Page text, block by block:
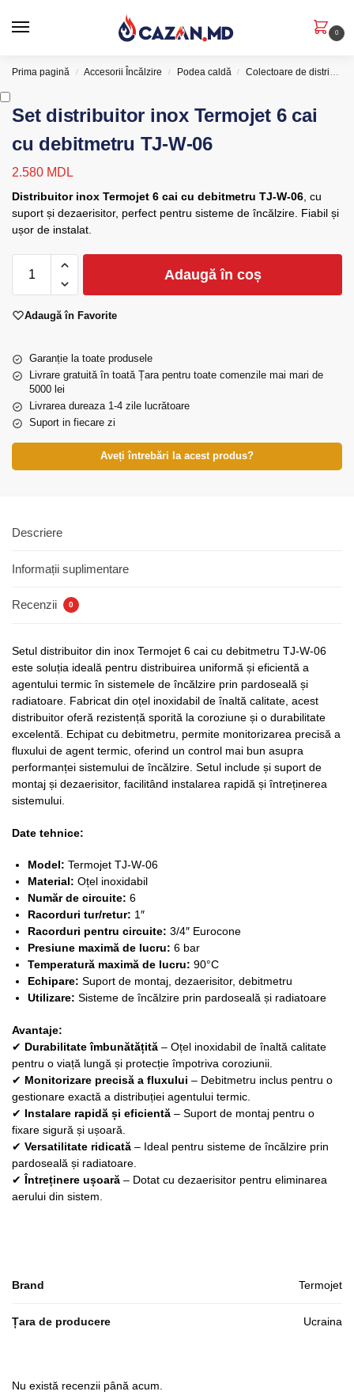
0
Prima pagină / Accesorii Încălzire / Podea caldă / Colectoare de distribuție
Set distribuitor inox Termojet 6 cai
cu debitmetru TJ-W-06
2.580 MDL
Distribuitor inox Termojet 6 cai cu debitmetru TJ-W-06 , cu
suport și dezaerisitor, perfect pentru sisteme de încălzire. Fiabil și
ușor de instalat.
Adaugă în coș
Adaugă în Favorite
Garanție la toate produsele
Livrare gratuită în toată Țara pentru toate comenzile mai mari de
5000 lei
Livrarea dureaza 1-4 zile lucrătoare
Suport in fiecare zi
Aveți întrebări la acest produs?
Descriere
Informații suplimentare
Recenzii 0
Setul distribuitor din inox Termojet 6 cai cu debitmetru TJ-W-06
este soluția ideală pentru distribuirea uniformă și eficientă a
agentului termic în sistemele de încălzire prin pardoseală și
radiatoare. Fabricat din oțel inoxidabil de înaltă calitate, acest
distribuitor oferă rezistență sporită la coroziune și o durabilitate
excelentă. Echipat cu debitmetru, permite monitorizarea precisă a
fluxului de agent termic, oferind un control mai bun asupra
performanței sistemului de încălzire. Setul include și suport de
montaj și dezaerisitor, facilitând instalarea rapidă și întreținerea
sistemului.
Date tehnice:
Model: Termojet TJ-W-06
Material: Oțel inoxidabil
Număr de circuite: 6
Racorduri tur/retur: 1″
Racorduri pentru circuite: 3/4″ Eurocone
Presiune maximă de lucru: 6 bar
Temperatură maximă de lucru: 90°C
Echipare: Suport de montaj, dezaerisitor, debitmetru
Utilizare: Sisteme de încălzire prin pardoseală și radiatoare
Avantaje:
✔ Durabilitate îmbunătățită – Oțel inoxidabil de înaltă calitate
pentru o viață lungă și protecție împotriva coroziunii.
✔ Monitorizare precisă a fluxului – Debitmetru inclus pentru o
gestionare exactă a distribuției agentului termic.
✔ Instalare rapidă și eficientă – Suport de montaj pentru o
fixare sigură și ușoară.
✔ Versatilitate ridicată – Ideal pentru sisteme de încălzire prin
pardoseală și radiatoare.
✔ Întreținere ușoară – Dotat cu dezaerisitor pentru eliminarea
aerului din sistem.
Brand Termojet
Țara de producere Ucraina
Nu există recenzii până acum.